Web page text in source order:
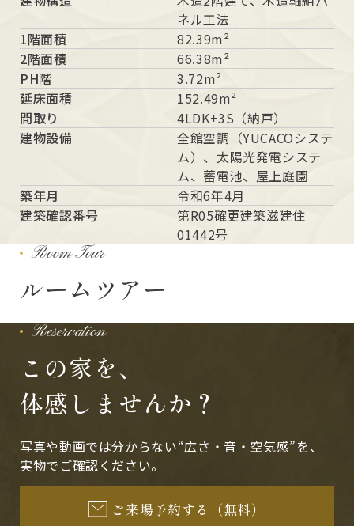
ネル工法
1階面積
82.39m²
2階面積
66.38m²
PH階
3.72m²
延床面積
152.49m²
間取り
4LDK+3S（納戸）
建物設備
全館空調（YUCACOシステ
ム）、太陽光発電システ
ム、蓄電池、屋上庭園
築年月
令和6年4月
建築確認番号
第R05確更建築滋建住
01442号
Room Tour
ルームツアー
Reservation
この家を、
体感しませんか？
写真や動画では分からない“広さ・音・空気感”を、
実物でご確認ください。
ご来場予約する（無料）